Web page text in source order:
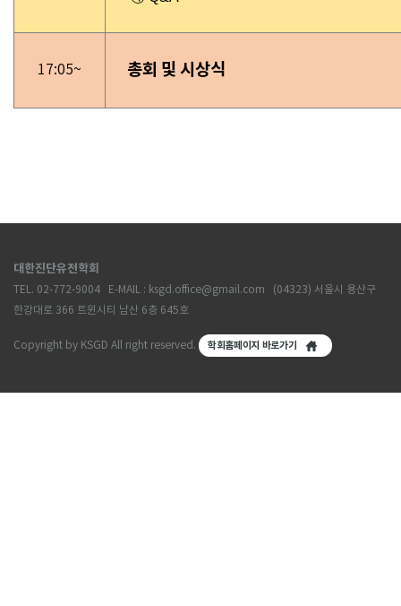
17:05~ 총회 및 시상식
대한진단유전학회
TEL. 02-772-9004 E-MAIL : ksgd.office@gmail.com (04323) 서울시 용산구
한강대로 366 트윈시티 남산 6층 645호
Copyright by KSGD All right reserved. 학회홈페이지 바로가기